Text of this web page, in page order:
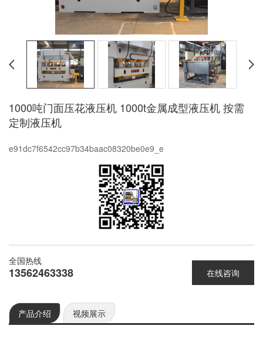
1000吨门面压花液压机 1000t金属成型液压机 按需
定制液压机
e91dc7f6542cc97b34baac08320be0e9_e
在线咨询
全国热线
13562463338
产品介绍 视频展示